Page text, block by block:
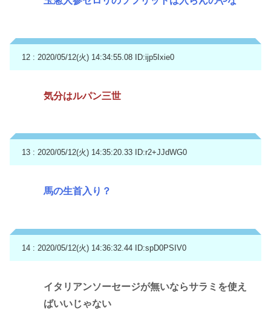
12 : 2020/05/12(火) 14:34:55.08 ID:ijp5Ixie0
気分はルパン三世
13 : 2020/05/12(火) 14:35:20.33 ID:r2+JJdWG0
馬の生首入り？
14 : 2020/05/12(火) 14:36:32.44 ID:spD0PSIV0
イタリアンソーセージが無いならサラミを使え
ばいいじゃない